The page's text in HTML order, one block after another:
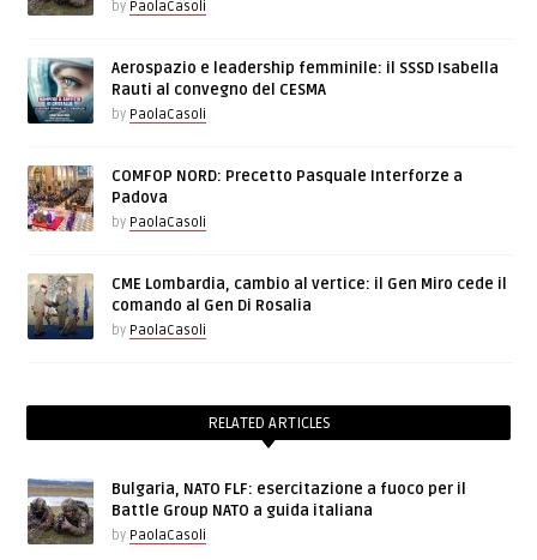
by PaolaCasoli
Aerospazio e leadership femminile: il SSSD Isabella
Rauti al convegno del CESMA
by PaolaCasoli
COMFOP NORD: Precetto Pasquale Interforze a
Padova
by PaolaCasoli
CME Lombardia, cambio al vertice: il Gen Miro cede il
comando al Gen Di Rosalia
by PaolaCasoli
RELATED ARTICLES
Bulgaria, NATO FLF: esercitazione a fuoco per il
Battle Group NATO a guida italiana
by PaolaCasoli